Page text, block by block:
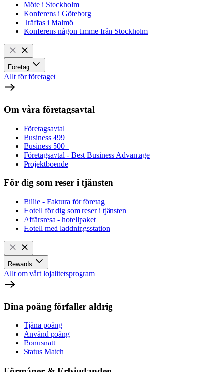
Möte i Stockholm
Konferens i Göteborg
Träffas i Malmö
Konferens någon timme från Stockholm
Företag
Allt för företaget
Om våra företagsavtal
Företagsavtal
Business 499
Business 500+
Företagsavtal - Best Business Advantage
Projektboende
För dig som reser i tjänsten
Billie - Faktura för företag
Hotell för dig som reser i tjänsten
Affärsresa - hotellpaket
Hotell med laddningsstation
Rewards
Allt om vårt lojalitetsprogram
Dina poäng förfaller aldrig
Tjäna poäng
Använd poäng
Bonusnatt
Status Match